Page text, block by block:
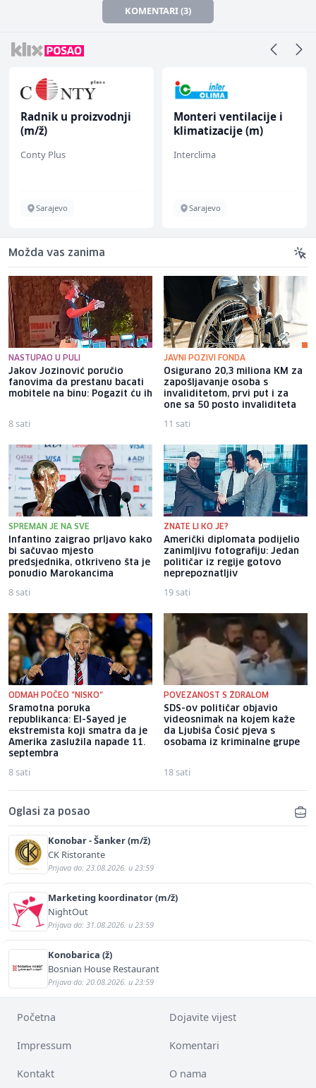
KOMENTARI (3)
Radnik u proizvodnji
(m/ž)
Conty Plus
Sarajevo
Monteri ventilacije i
klimatizacije (m)
Interclima
Sarajevo
Možda vas zanima
NASTUPAO U PULI
Jakov Jozinović poručio
fanovima da prestanu bacati
mobitele na binu: Pogazit ću ih
8 sati
JAVNI POZIVI FONDA
Osigurano 20,3 miliona KM za
zapošljavanje osoba s
invaliditetom, prvi put i za
one sa 50 posto invaliditeta
11 sati
SPREMAN JE NA SVE
Infantino zaigrao prljavo kako
bi sačuvao mjesto
predsjednika, otkriveno šta je
ponudio Marokancima
8 sati
ZNATE LI KO JE?
Američki diplomata podijelio
zanimljivu fotografiju: Jedan
političar iz regije gotovo
neprepoznatljiv
19 sati
ODMAH POČEO "NISKO"
Sramotna poruka
republikanca: El-Sayed je
ekstremista koji smatra da je
Amerika zaslužila napade 11.
septembra
8 sati
POVEZANOST S ŽDRALOM
SDS-ov političar objavio
videosnimak na kojem kaže
da Ljubiša Ćosić pjeva s
osobama iz kriminalne grupe
18 sati
Oglasi za posao
Konobar - Šanker (m/ž)
CK Ristorante
Prijava do: 23.08.2026. u 23:59
Marketing koordinator (m/ž)
NightOut
Prijava do: 31.08.2026. u 23:59
Konobarica (ž)
Bosnian House Restaurant
Prijava do: 20.08.2026. u 23:59
Početna Dojavite vijest
Impressum Komentari
Kontakt O nama